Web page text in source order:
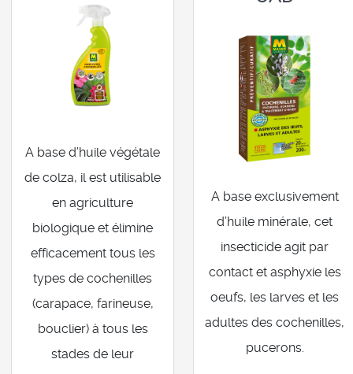
A base d’huile végétale
de colza, il est utilisable
en agriculture
biologique et élimine
efficacement tous les
types de cochenilles
(carapace, farineuse,
bouclier) à tous les
stades de leur
A base exclusivement
d’huile minérale, cet
insecticide agit par
contact et asphyxie les
oeufs, les larves et les
adultes des cochenilles,
pucerons.